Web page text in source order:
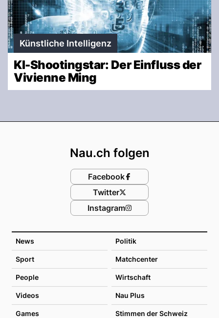
Künstliche Intelligenz
KI-Shootingstar: Der Einfluss der
Vivienne Ming
News Politik
Sport Matchcenter
People Wirtschaft
Videos Nau Plus
Games Stimmen der Schweiz
Nau.ch folgen
Facebook
Twitter
Instagram